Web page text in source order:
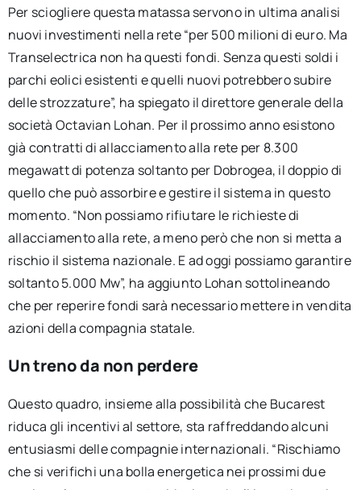
Per sciogliere questa matassa servono in ultima analisi
nuovi investimenti nella rete “per 500 milioni di euro. Ma
Transelectrica non ha questi fondi. Senza questi soldi i
parchi eolici esistenti e quelli nuovi potrebbero subire
delle strozzature”, ha spiegato il direttore generale della
società Octavian Lohan. Per il prossimo anno esistono
già contratti di allacciamento alla rete per 8.300
megawatt di potenza soltanto per Dobrogea, il doppio di
quello che può assorbire e gestire il sistema in questo
momento. “Non possiamo rifiutare le richieste di
allacciamento alla rete, a meno però che non si metta a
rischio il sistema nazionale. E ad oggi possiamo garantire
soltanto 5.000 Mw”, ha aggiunto Lohan sottolineando
che per reperire fondi sarà necessario mettere in vendita
azioni della compagnia statale.
Un treno da non perdere
Questo quadro, insieme alla possibilità che Bucarest
riduca gli incentivi al settore, sta raffreddando alcuni
entusiasmi delle compagnie internazionali. “Rischiamo
che si verifichi una bolla energetica nei prossimi due